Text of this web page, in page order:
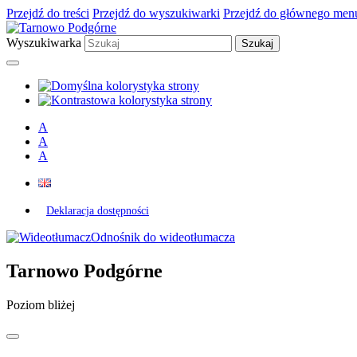
Przejdź do treści Przejdź do wyszukiwarki Przejdź do głównego
Wyszukiwarka
A
A
A
Deklaracja dostępności
Odnośnik do wideotłumacza
Tarnowo Podgórne
Poziom bliżej